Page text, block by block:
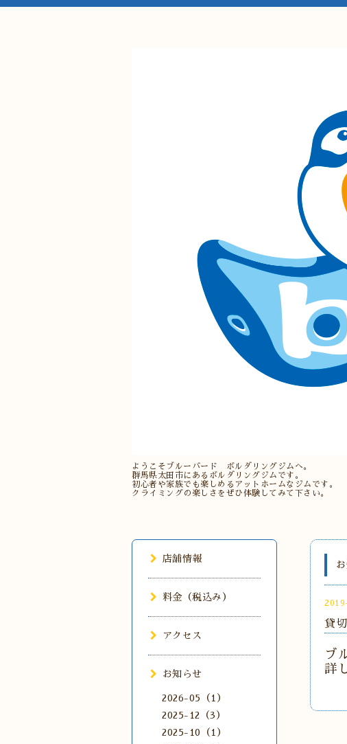
ようこそブルーバード ボルダリングジムへ。
群馬県太田市にあるボルダリングジムです。
初心者や家族でも楽しめるアットホームなジムです。
クライミングの楽しさをぜひ体験してみて下さい。
貸
ブ
詳
店舗情報
料金（税込み）
アクセス
お知らせ
2026-05（1）
2025-12（3）
2025-10（1）